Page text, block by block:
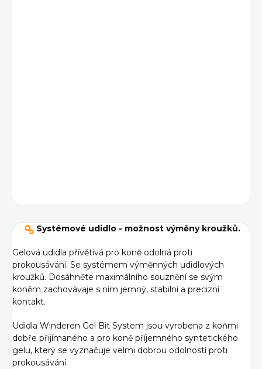
Systémové udidlo - možnost výměny kroužků.
Gelová udidla přívětivá pro koně odolná proti
prokousávání. Se systémem výměnných udidlových
kroužků. Dosáhněte maximálního souznění se svým
koněm zachovávaje s ním jemný, stabilní a precizní
kontakt.
Udidla Winderen Gel Bit System jsou vyrobena z koňmi
dobře přijímaného a pro koně příjemného syntetického
gelu, který se vyznačuje velmi dobrou odolností proti
prokousávání.